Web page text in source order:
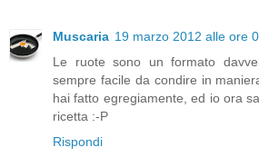
Muscaria 19 marzo 2012 alle ore
Le ruote sono un formato
sempre facile da condire in
hai fatto egregiamente, ed io ora
ricetta :-P
Rispondi